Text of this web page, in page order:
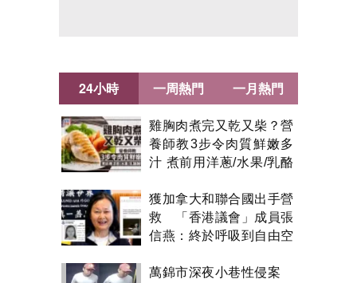
24小時
雞胸肉煮完又乾又柴？營
養師教3步令肉質鮮嫩多
汁 煮前用洋蔥/水果/乳酪
獲加拿大和聯合國出手營
救 「香港議會」成員張
信燕：終於呼吸到自由空
萬錦市深夜小巷性侵案
一周熱門 一月熱門